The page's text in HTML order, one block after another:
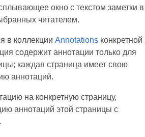
окно с текстом заметки в
читателем.
в коллекции Annotations конкретной
содержит аннотации только для
каждая страница имеет свою
аннотаций.
на конкретную страницу,
аннотаций этой страницы с
.